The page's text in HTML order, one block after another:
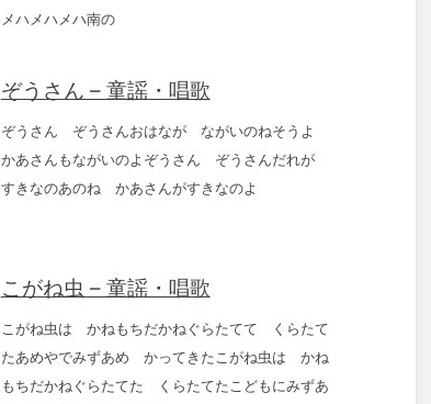
メハメハメハ南の
ぞうさん – 童謡・唱歌
ぞうさん ぞうさんおはなが ながいのねそうよ
かあさんもながいのよぞうさん ぞうさんだれが
すきなのあのね かあさんがすきなのよ
こがね虫 – 童謡・唱歌
こがね虫は かねもちだかねぐらたてて くらたて
たあめやでみずあめ かってきたこがね虫は かね
もちだかねぐらたてた くらたてたこどもにみずあ